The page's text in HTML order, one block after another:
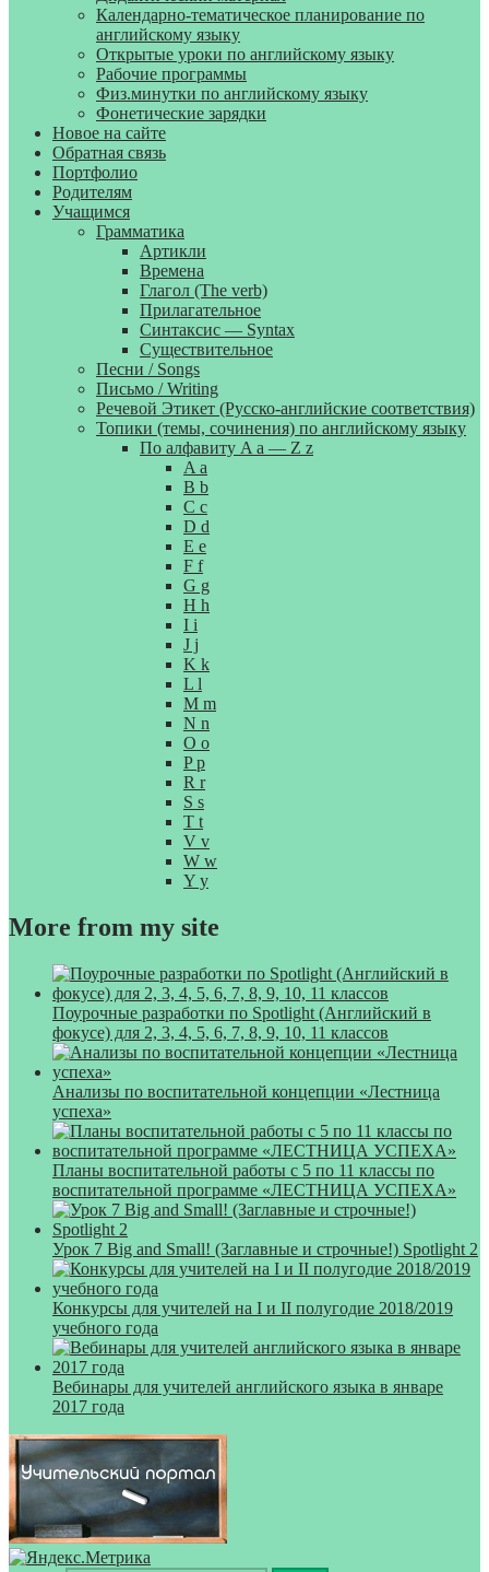
Календарно-тематическое планирование по
английскому языку
Открытые уроки по английскому языку
Рабочие программы
Физ.минутки по английскому языку
Фонетические зарядки
Новое на сайте
Обратная связь
Портфолио
Родителям
Учащимся
Грамматика
Артикли
Времена
Глагол (The verb)
Прилагательное
Синтаксис — Syntax
Существительное
Песни / Songs
Письмо / Writing
Речевой Этикет (Русско-английские соответствия)
Топики (темы, сочинения) по английскому языку
По алфавиту A a — Z z
A a
B b
C c
D d
E e
F f
G g
H h
I i
J j
K k
L l
M m
N n
O o
P p
R r
S s
T t
V v
W w
Y y
More from my site
Поурочные разработки по Spotlight (Английский в
фокусе) для 2, 3, 4, 5, 6, 7, 8, 9, 10, 11 классов
Анализы по воспитательной концепции «Лестница
успеха»
Планы воспитательной работы с 5 по 11 классы по
воспитательной программе «ЛЕСТНИЦА УСПЕХА»
Урок 7 Big and Small! (Заглавные и строчные!) Spotlight 2
Конкурсы для учителей на I и II полугодие 2018/2019
учебного года
Вебинары для учителей английского языка в январе
2017 года